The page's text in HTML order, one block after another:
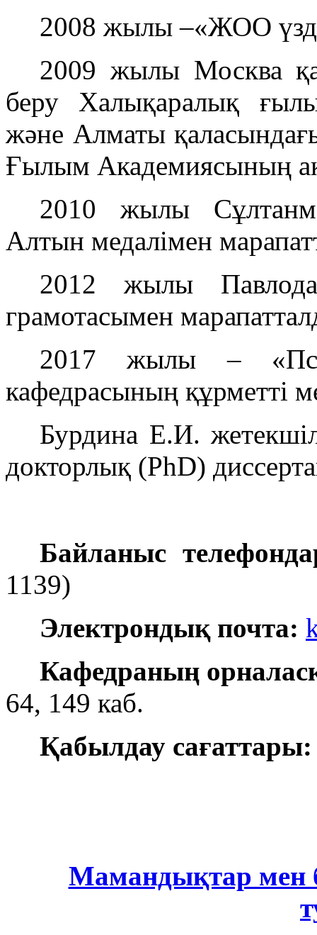
2008 жылы –«ЖОО
2009 жылы Москва
беру Халықаралық
және Алматы
Ғылым Академиясының
2010 жылы
Алтын медалімен
2012 жылы
грамотасымен
2017 жылы –
кафедрасының құрметті
Бурдина Е.И.
докторлық (PhD)
Байланыс
1139)
Электрондық почта:
Кафедраның
64, 149 каб.
Қабылдау
Мамандықтар мен